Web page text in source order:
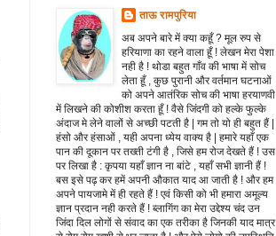
ताऊ रामपुरिया
अब अपने बारे में क्या कहूँ ? मूल रुप से
हरियाणा का रहने वाला हूँ ! लेखन मेरा पेशा
नही है ! थोडा बहुत गाँव की भाषा में सोच
लेता हूँ , कुछ पुरानी और वर्तमान घटनाओं
को अपने आतंरिक सोच की भाषा हरयाणवी
में लिखने की कोशीश करता हूँ ! वैसे जिंदगी को हल्के फुल्के
अंदाज मे लेने वालों से अच्छी पटती है | गम तो यो ही बहुत हैं |
हंसो और हंसाओं , यही अपना ध्येय वाक्य है | हमारे यहाँ एक
पान की दूकान पर तख्ती टंगी है , जिसे हम रोज देखते हैं ! उस
पर लिखा है : कृपया यहाँ ज्ञान ना बांटे , यहाँ सभी ज्ञानी हैं !
बस इसे पढ़ कर हमें अपनी औकात याद आ जाती है ! और हम
अपने पायजामे में ही रहते हैं ! एवं किसी को भी हमारा अमूल्य
ज्ञान प्रदान नही करते हैं ! ब्लागिंग का मेरा उद्देश्य चंद उन
जिंदा दिल लोगों से संवाद का एक तरीका है जिनकी याद मात्र